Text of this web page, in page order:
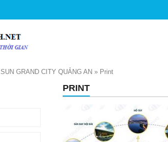
GRAND CITY QUẢNG AN » Print
PRINT